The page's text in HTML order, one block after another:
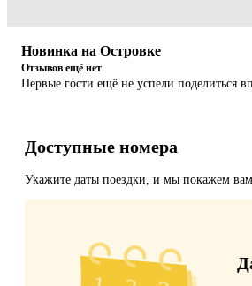
Новинка на Островке
Отзывов ещё нет
Первые гости ещё не успели поделиться
Доступные номера
Укажите даты поездки, и мы покажем